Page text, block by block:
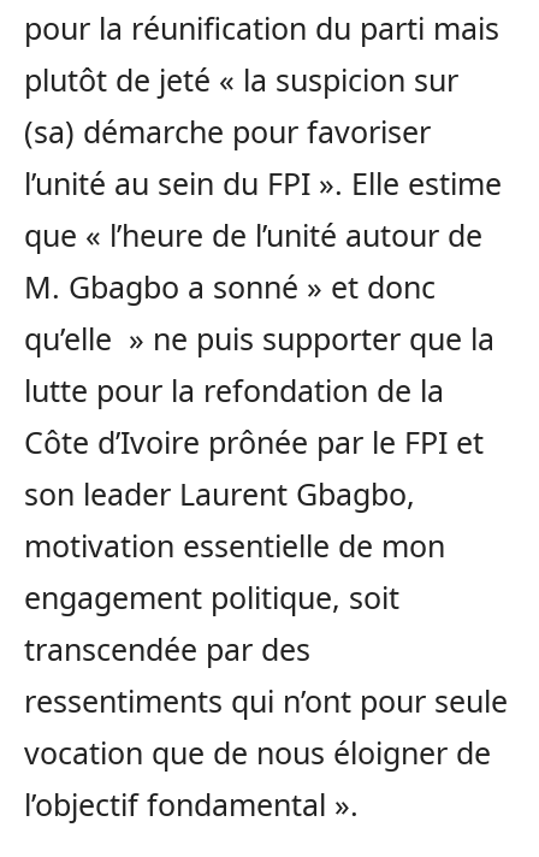
pour la réunification du parti mais
plutôt de jeté « la suspicion sur
(sa) démarche pour favoriser
l’unité au sein du FPI ». Elle estime
que « l’heure de l’unité autour de
M. Gbagbo a sonné » et donc
qu’elle » ne puis supporter que la
lutte pour la refondation de la
Côte d’Ivoire prônée par le FPI et
son leader Laurent Gbagbo,
motivation essentielle de mon
engagement politique, soit
transcendée par des
ressentiments qui n’ont pour seule
vocation que de nous éloigner de
l’objectif fondamental ».